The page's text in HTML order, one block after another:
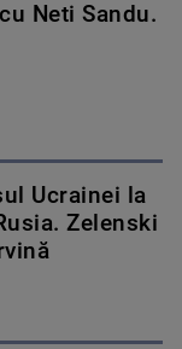
Neti Sandu.
Ucrainei la
Zelenski